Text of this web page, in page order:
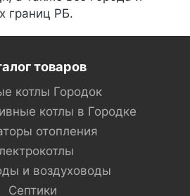
границ РБ.
товаров
котлы Городок
котлы в Городке
отопления
и воздуховоды
Септики